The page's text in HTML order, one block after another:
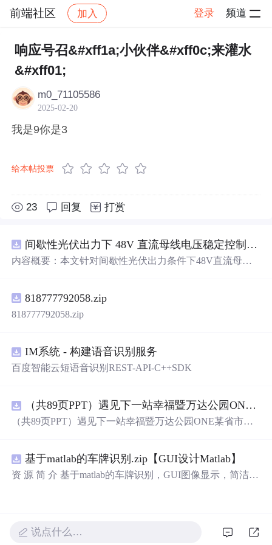
前端社区 加入 登录 频道
社区 前端社区 感慨 帖子详情
响应号召&#xff1a;小伙伴&#xff0c;来灌水
&#xff01;
m0_71105586
2025-02-20
我是9你是3
给本帖投票
23 回复 打赏
间歇性光伏出力下 48V 直流母线电压稳定控制及储能双向充放电闭环调控体系研究（Simulink仿真实现）
内容概要：本文针对间歇性光伏出力条件下48V直流母线
含光伏阵列、Boost型DC-DC变换器、双向DC-DC变换器
与锂离子电池储能系统的完整拓扑结构，结合光伏最大功
架构，集成电压外环与电流内环双闭环控制策略，确保在
光照强度波动、负载突变等动态工况下维持母线电压稳
定。在Simulink环境中搭建全系统仿真模型，验证了控制策
在无外部电网支撑下的自主运行能力和电能质量水平。; 适
合人群：具备电力电子、自动控制与新能源系统基础知识
的电气工程及相关专业研究生、科研人员，以及从事光伏
景及目标：①用于教学与科研中离网型光伏直流微网系统
的建模与仿真分析；②指导实际工程中48V直流微网的电
压稳定控制与储能协调管理方案设计；③为新能源微网中
构及其参数整定方法，深入理解系统在不同扰动工况下的
818777792058.zip
818777792058.zip
IM系统 - 构建语音识别服务
百度智能云短语音识别REST-API-C++SDK
（共89页PPT）遇见下一站幸福暨万达公园ONE某省市热气球生活艺术节活动策划方案.pptx
（共89页PPT）遇见下一站幸福暨万达公园ONE某省市热
基于matlab的车牌识别.zip【GUI设计Matlab】
资 源 简 介 基于matlab的车牌识别，GUI图像显示，简洁明
结果。识别过程采用了高效的模板匹配算法，确保识别准
确率。此外，系统提供的文件也非常齐全，让用户可以轻
说点什么…